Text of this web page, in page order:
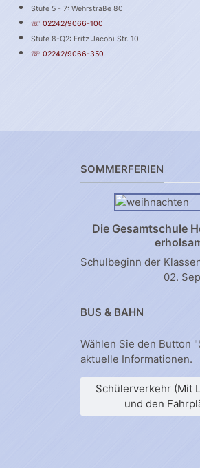
Stufe 5 - 7: Wehrstraße 80
☏ 02242/9066-100
Stufe 8-Q2: Fritz Jacobi Str. 10
☏ 02242/9066-350
SOMMERFERIEN
Die Gesamtschule
Schulbeginn der
02.
BUS & BAHN
Wählen Sie den Button
aktuelle Informationen.
Schülerverkehr (Mit
und den